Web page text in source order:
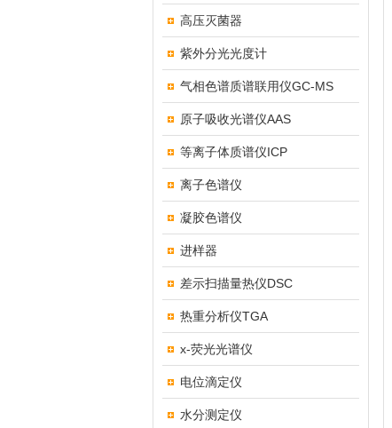
高压灭菌器
紫外分光光度计
气相色谱质谱联用仪GC-MS
原子吸收光谱仪AAS
等离子体质谱仪ICP
离子色谱仪
凝胶色谱仪
进样器
差示扫描量热仪DSC
热重分析仪TGA
x-荧光光谱仪
电位滴定仪
水分测定仪